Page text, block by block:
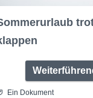
Ein Dokument